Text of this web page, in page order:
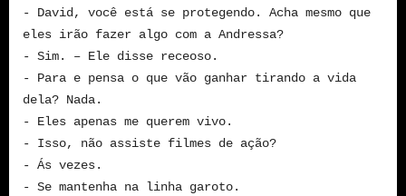
- David, você está se protegendo. Acha mesmo que
eles irão fazer algo com a Andressa?
- Sim. – Ele disse receoso.
- Para e pensa o que vão ganhar tirando a vida
dela? Nada.
- Eles apenas me querem vivo.
- Isso, não assiste filmes de ação?
- Ás vezes.
- Se mantenha na linha garoto.